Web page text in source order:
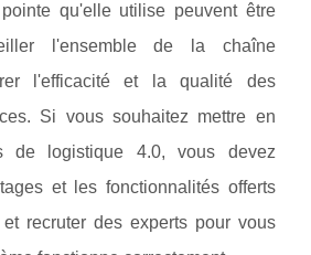
qu'elle utilise peuvent être
l'ensemble de la chaîne
l'efficacité et la qualité des
Si vous souhaitez mettre en
de logistique 4.0, vous devez
et les fonctionnalités offerts
recruter des experts pour vous